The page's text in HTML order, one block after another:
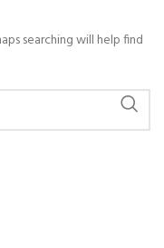
searching will help find